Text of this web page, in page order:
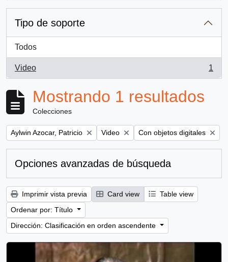
Tipo de soporte
Todos
Video
, 1 resultados
1
Mostrando 1 resultados
Colecciones
Remove filter:
Aylwin Azocar, Patricio Remove filter:
Video Remove filter:
Con objetos digitales
Opciones avanzadas de búsqueda
Imprimir vista previa Card view
Table view
Ordenar por: Título
Dirección: Clasificación en orden ascendente